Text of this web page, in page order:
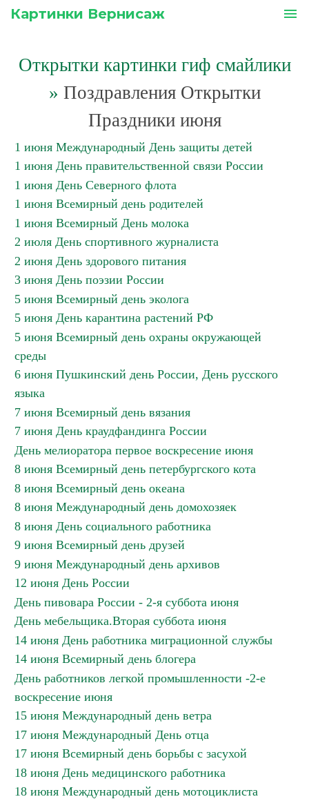
Картинки Вернисаж menu
Открытки картинки гиф смайлики
» Поздравления Открытки
Праздники июня
1 июня Международный День защиты детей
1 июня День правительственной связи России
1 июня День Северного флота
1 июня Всемирный день родителей
1 июня Всемирный День молока
2 июля День спортивного журналиста
2 июня День здорового питания
3 июня День поэзии России
5 июня Всемирный день эколога
5 июня День карантина растений РФ
5 июня Всемирный день охраны окружающей
среды
6 июня Пушкинский день России, День русского
языка
7 июня Всемирный день вязания
7 июня День краудфандинга России
День мелиоратора первое воскресение июня
8 июня Всемирный день петербургского кота
8 июня Всемирный день океана
8 июня Международный день домохозяек
8 июня День социального работника
9 июня Всемирный день друзей
9 июня Международный день архивов
12 июня День России
День пивовара России - 2-я суббота июня
День мебельщика.Вторая суббота июня
14 июня День работника миграционной службы
14 июня Всемирный день блогера
День работников легкой промышленности -2-е
воскресение июня
15 июня Международный день ветра
17 июня Международный День отца
17 июня Всемирный день борьбы с засухой
18 июня День медицинского работника
18 июня Международный день мотоциклиста